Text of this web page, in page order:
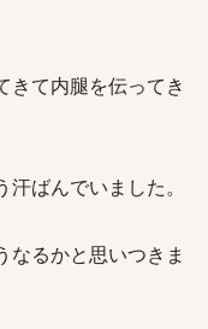
きて内腿を伝ってき
ばんでいました。
なるかと思いつきま